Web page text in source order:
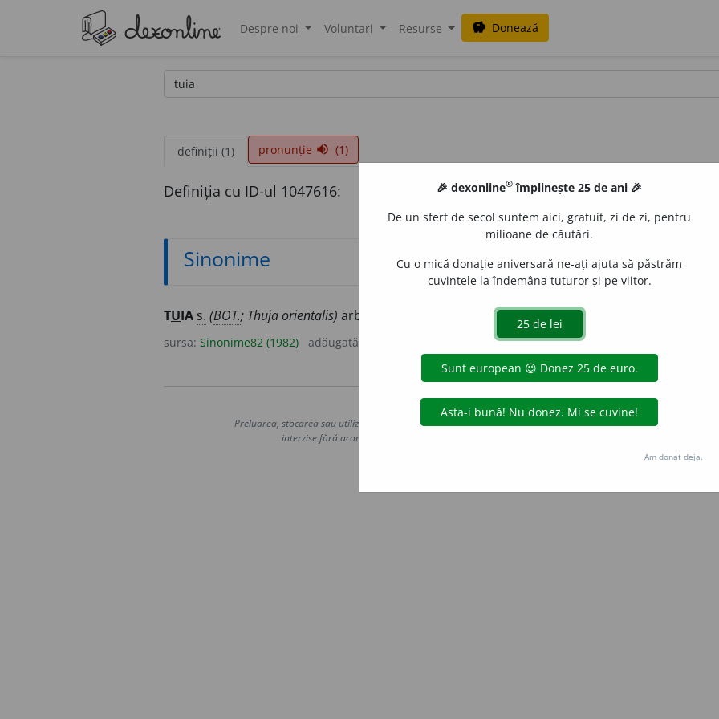
Despre noi Voluntari Resurse savings Donează
definiții (1) pronunție volume_up (1)
Definiția cu ID-ul 1047616:
Sinonime
TUIA s. (BOT.; Thuja orientalis) arborele-vieții, (rar) tăm ie.
sursa: Sinonime82 (1982) adăugată de acțiuni
Copyright © 2004-2026 dexonline (https://dexonline.ro)
Preluarea, stocarea sau utilizarea datelor de pe acest site, inclusiv prin orice metode de extragere automată
interzise fără acordul nostru prealabil scris, cu excepția seturilor de date oferite oficial spre utilizare
Hosterion
🎉 dexonline® împlinește 25 de ani 🎉
De un sfert de secol suntem aici, gratuit, zi de zi, pentru
milioane de căutări.
Cu o mică donație aniversară ne-ați ajuta să păstrăm
cuvintele la îndemâna tuturor și pe viitor.
Am donat deja.